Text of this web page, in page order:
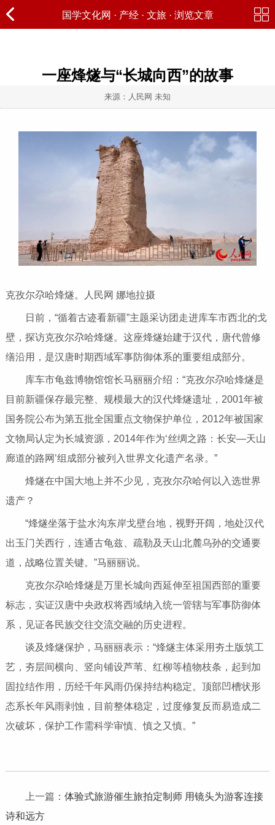
国学文化网 · 产经· 文旅 · 浏览文章
一座烽燧与“长城向西”的故事
来源：人民网 未知
克孜尔尕哈烽燧。人民网 娜地拉摄
日前，“循着古迹看新疆”主题采访团走进库车市西北的戈
壁，探访克孜尔尕哈烽燧。这座烽燧始建于汉代，唐代曾修
缮沿用，是汉唐时期西域军事防御体系的重要组成部分。
库车市龟兹博物馆馆长马丽丽介绍：“克孜尔尕哈烽燧是
目前新疆保存最完整、规模最大的汉代烽燧遗址，2001年被
国务院公布为第五批全国重点文物保护单位，2012年被国家
文物局认定为长城资源，2014年作为‘丝绸之路：长安—天山
廊道的路网’组成部分被列入世界文化遗产名录。”
烽燧在中国大地上并不少见，克孜尔尕哈何以入选世界
遗产？
“烽燧坐落于盐水沟东岸戈壁台地，视野开阔，地处汉代
出玉门关西行，连通古龟兹、疏勒及天山北麓乌孙的交通要
道，战略位置关键。”马丽丽说。
克孜尔尕哈烽燧是万里长城向西延伸至祖国西部的重要
标志，实证汉唐中央政权将西域纳入统一管辖与军事防御体
系，见证各民族交往交流交融的历史进程。
谈及烽燧保护，马丽丽表示：“烽燧主体采用夯土版筑工
艺，夯层间横向、竖向铺设芦苇、红柳等植物枝条，起到加
固拉结作用，历经千年风雨仍保持结构稳定。顶部凹槽状形
态系长年风雨剥蚀，目前整体稳定，过度修复反而易造成二
次破坏，保护工作需科学审慎、慎之又慎。”
上一篇： 体验式旅游催生旅拍定制师 用镜头为游客连接
诗和远方